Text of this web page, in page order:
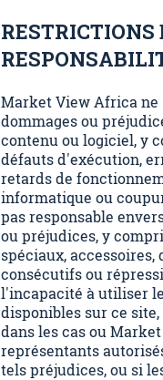
RESTRICTIONS
Market View Africa ne
dommages ou
contenu ou logiciel, y
défauts d'exécution,
retards de
informatique ou
pas responsable
ou préjudices, y
spéciaux,
consécutifs ou
l'incapacité à utiliser
disponibles sur ce
dans les cas ou
représentants
tels préjudices, ou si